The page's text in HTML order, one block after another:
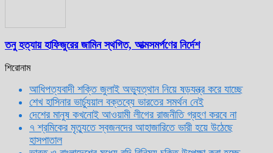
তনু হত্যায় হাফিজুরের জামিন স্থগিত, আত্মসমর্পণের নির্দেশ
শিরোনাম
আধিপত্যবাদী শক্তি জুলাই অভ্যুত্থান নিয়ে ষড়যন্ত্র করে যাচ্ছে
শেখ হাসিনার ভার্চ্যুয়াল বক্তব্যে ভারতের সমর্থন নেই
দেশের মানুষ কখনোই আওয়ামী লীগের রাজনীতি গ্রহণ করবে না
৭ শ্রমিকের মৃত্যুতে স্বজনদের আহাজারিতে ভারী হয়ে উঠেছে
হাসপাতাল